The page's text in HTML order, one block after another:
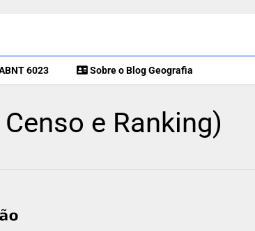
6023 Sobre o Blog Geografia
e Ranking)